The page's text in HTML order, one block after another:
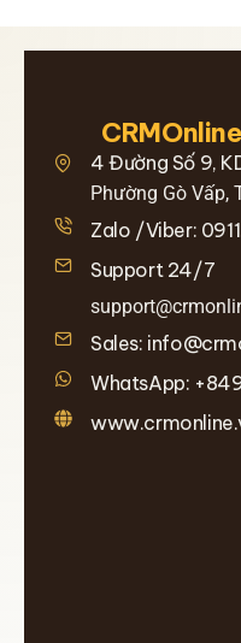
4 Đường Số 9,
Phường Gò Vấp,
Zalo /Viber:
Support 24/7
Sales:
WhatsApp: